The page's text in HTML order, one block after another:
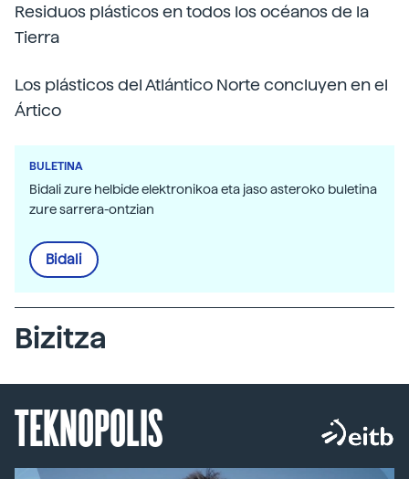
Residuos plásticos en todos los océanos de la
Tierra
Los plásticos del Atlántico Norte concluyen en el
Ártico
BULETINA
Bidali zure helbide elektronikoa eta jaso asteroko buletina
zure sarrera-ontzian
Bidali
Bizitza
TEKNOPOLIS